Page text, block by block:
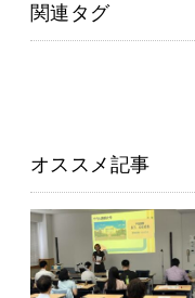
関連タグ
オススメ記事